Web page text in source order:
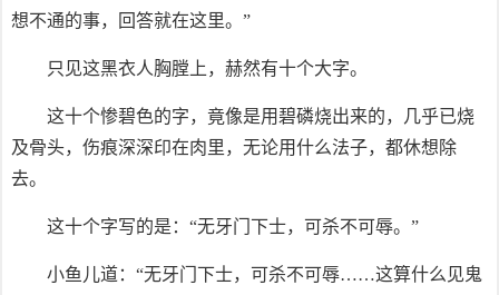
想不通的事，回答就在这里。”
只见这黑衣人胸膛上，赫然有十个大字。
这十个惨碧色的字，竟像是用碧磷烧出来的，几乎已烧
及骨头，伤痕深深印在肉里，无论用什么法子，都休想除
去。
这十个字写的是：“无牙门下士，可杀不可辱。”
小鱼儿道：“无牙门下士，可杀不可辱……这算什么见鬼